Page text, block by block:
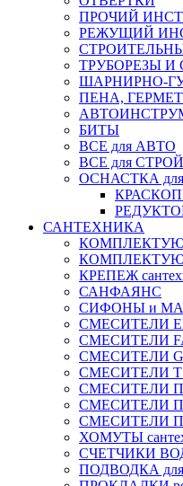
ПРОЧИЙ
РЕЖУЩИЙ
ТРУБОРЕЗЫ
ШАРНИРНО-
ПЕНА,
БИТЫ
ВСЕ для АВТО
ВСЕ для
ОСНАСТКА для
САНТЕХНИКА
КРЕПЕЖ
САНФАЯНС
СИФОНЫ и
СМЕСИТЕЛИ
СМЕСИТЕЛИ
СМЕСИТЕЛИ
СМЕСИТЕЛИ
СМЕСИТЕЛИ
СМЕСИТЕЛИ
СМЕСИТЕЛИ
ХОМУТЫ
СЧЕТЧИКИ
ПОДВОДКА